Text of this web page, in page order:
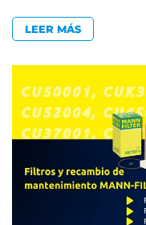
LEER MÁS